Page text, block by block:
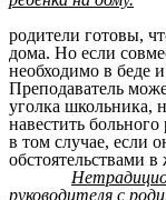
родители готовы,
дома. Но если
необходимо в беде
Преподаватель
уголка школьника,
навестить
в том случае, если
обстоятельствами
руководителя с